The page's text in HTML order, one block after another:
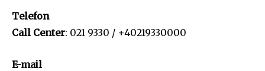
Telefon
Call Center: 021 9330 / +40219330000
E-mail